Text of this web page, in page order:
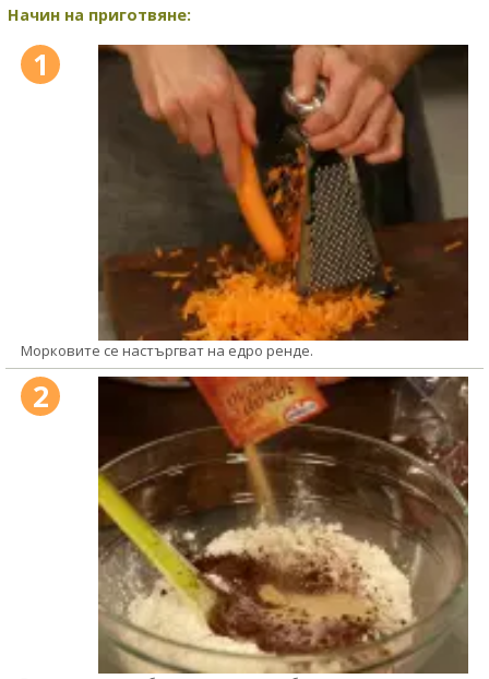
Начин на приготвяне:
1
Морковите се настъргват на едро ренде.
2